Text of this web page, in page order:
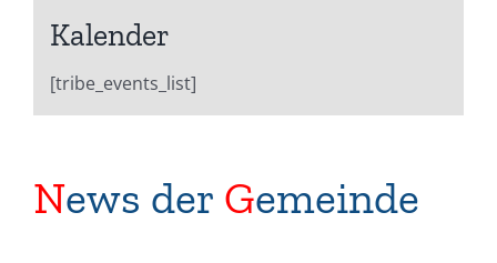
Kalender
[tribe_events_list]
News der Gemeinde